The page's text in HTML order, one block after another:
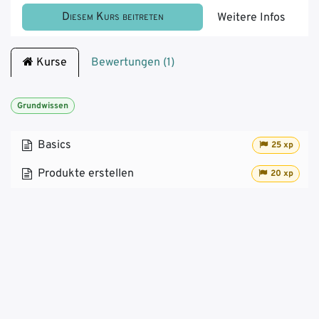
Diesem Kurs beitreten Weitere Infos
Kurse Bewertungen (1)
Grundwissen
Basics 25 xp
Produkte erstellen 20 xp